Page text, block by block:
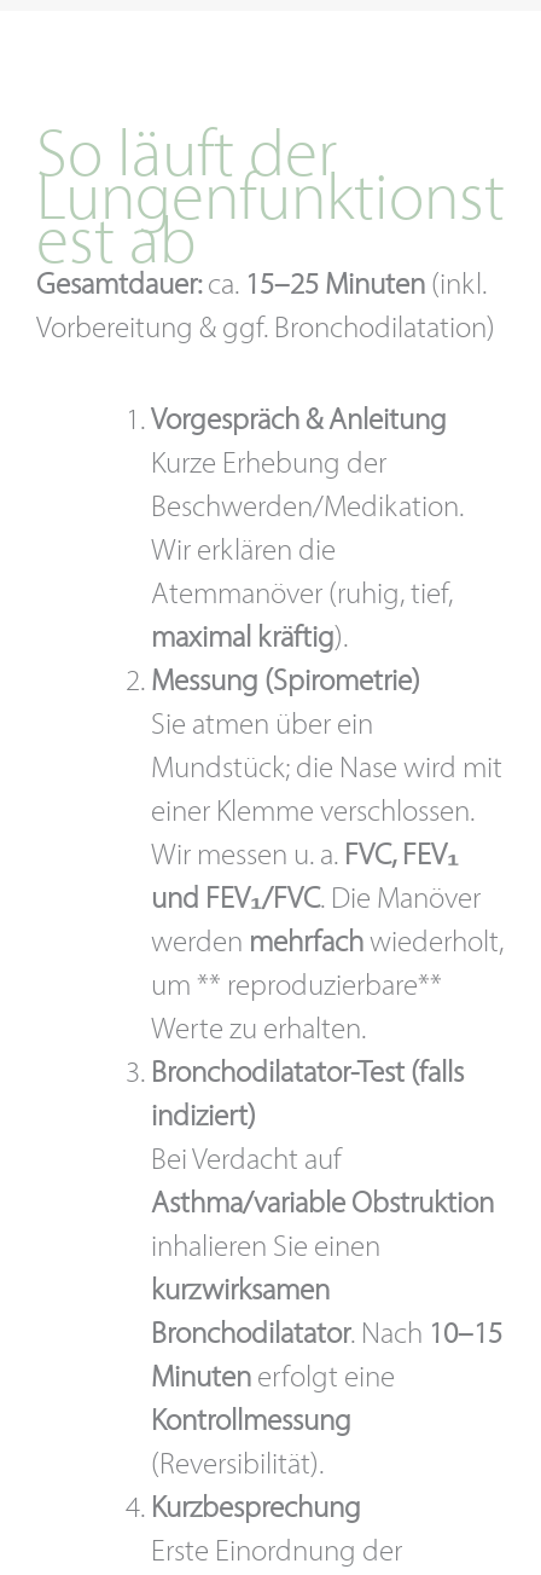
So läuft der
Lungenfunktionst
est ab
Gesamtdauer:ca. 15–25 Minuten (inkl.
Vorbereitung & ggf. Bronchodilatation)
Vorgespräch & Anleitung
Kurze Erhebung der
Beschwerden/Medikation.
Wir erklären die
Atemmanöver (ruhig, tief,
maximal kräftig).
Messung (Spirometrie)
Sie atmen über ein
Mundstück; die Nase wird mit
einer Klemme verschlossen.
Wir messen u. a. FVC, FEV₁
und FEV₁/FVC. Die Manöver
werden mehrfachwiederholt,
um ** reproduzierbare**
Werte zu erhalten.
Bronchodilatator-Test (falls
indiziert)
Bei Verdacht auf
Asthma/variable Obstruktion
inhalieren Sie einen
kurzwirksamen
Bronchodilatator. Nach 10–15
Minuten erfolgt eine
Kontrollmessung
(Reversibilität).
Kurzbesprechung
Erste Einordnung der